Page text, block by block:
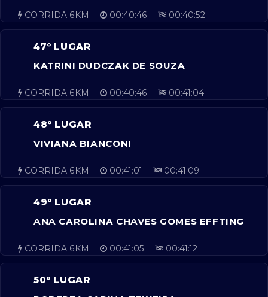
CORRIDA 6KM 00:40:46 00:40:52
47º LUGAR
KATRINI DUDCZAK DE SOUZA
CORRIDA 6KM 00:40:46 00:41:04
48º LUGAR
VIVIANA BIANCONI
CORRIDA 6KM 00:41:01 00:41:09
49º LUGAR
ANA CAROLINA CHAVES GOMES EFFTING
CORRIDA 6KM 00:41:05 00:41:12
50º LUGAR